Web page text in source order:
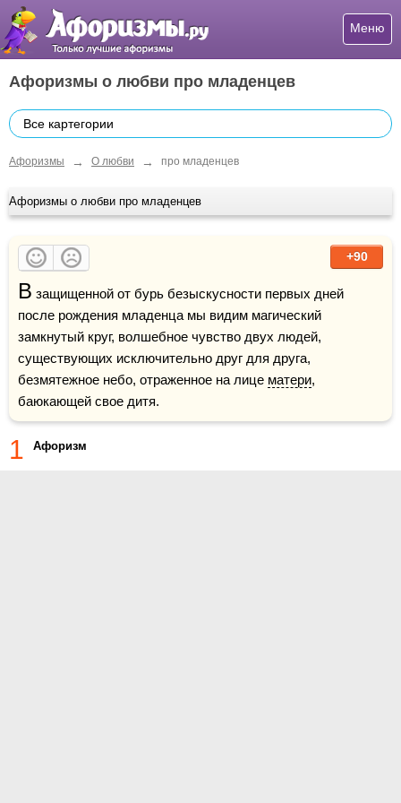
Меню
Афоризмы о любви про младенцев
Все картегории
Афоризмы → О любви → про младенцев
Афоризмы о любви про младенцев
+90
В защищенной от бурь безыскусности первых дней
после рождения младенца мы видим магический
замкнутый круг, волшебное чувство двух людей,
существующих исключительно друг для друга,
безмятежное небо, отраженное на лице матери,
баюкающей свое дитя.
1 Афоризм